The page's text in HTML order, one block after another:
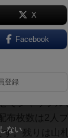
枚)。このカ
てシャッフル
布枚数は2人
す。残りは山
X
Facebook
登録
ない